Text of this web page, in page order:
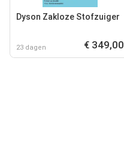
Dyson Zakloze Stofzuiger
23 dagen € 349,00